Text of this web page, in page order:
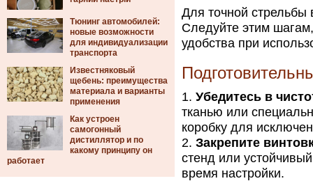
Тюнинг автомобилей:
новые возможности
для индивидуализации
транспорта
Известняковый
щебень: преимущества
материала и варианты
применения
Как устроен
самогонный
дистиллятор и по
какому принципу он
работает
Для точной стрельбы
Следуйте этим
удобства при
Убедитесь в
тканью или
коробку для
Закрепите
стенд или
время настройки.